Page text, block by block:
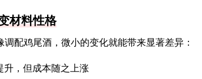
材料性格
配鸡尾酒，微小的变化就能带来显著差异：
升，但成本随之上涨